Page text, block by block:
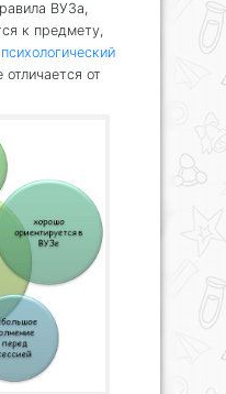
ВУЗа,
к предмету,
психологический
от